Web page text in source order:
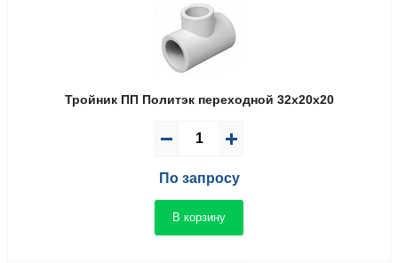
Тройник ПП Политэк переходной 32x20x20
По запросу
В корзину